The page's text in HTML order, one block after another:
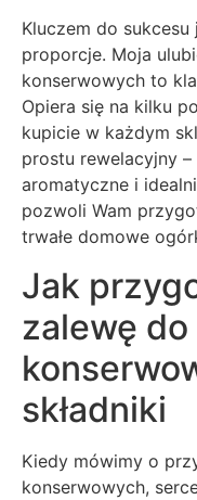
Kluczem do
proporcje. Moja
konserwowych to
Opiera się na kilku
kupicie w każdym
prostu rewelacyjny
aromatyczne i
pozwoli Wam
trwałe domowe
Jak
zalewę
składniki
Kiedy mówimy o
konserwowych,